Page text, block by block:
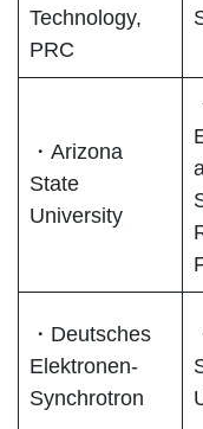
Technology,
PRC
・Arizona
State
University
・Deutsches
Elektronen-
Synchrotron